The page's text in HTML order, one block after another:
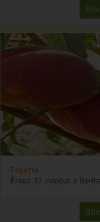
Fayette
Érése 32 nappal a